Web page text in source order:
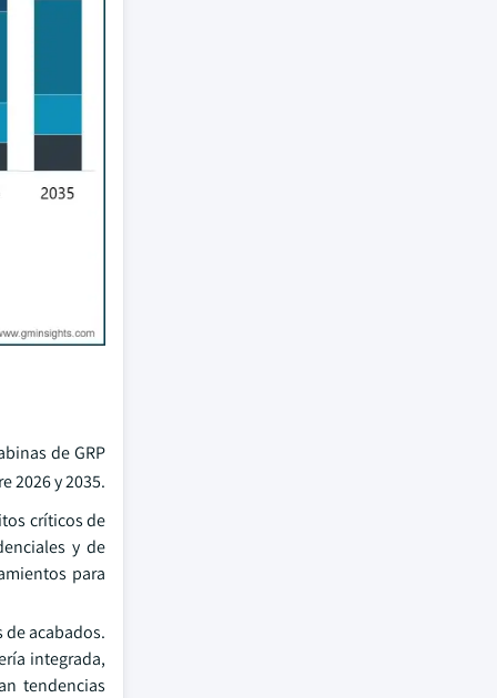
de GRP
2026 y 2035.
críticos de
y de
para
acabados.
integrada,
tendencias